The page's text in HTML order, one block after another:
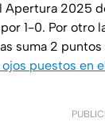
2025
1-0. Por otro
suma 2
puestos en